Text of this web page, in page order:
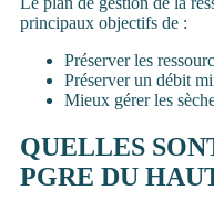
principaux objectifs de :
Préserver les
Préserver un débit
Mieux gérer les
QUELLES
PGRE DU